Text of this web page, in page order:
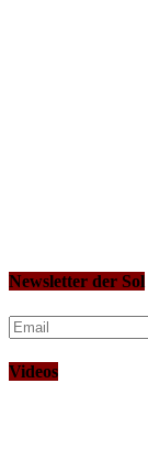
Newsletter der Sol
Videos